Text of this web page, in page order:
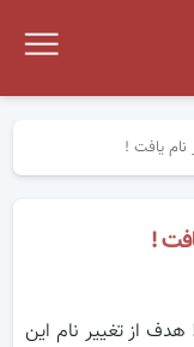
نام یافت !
!
از تغییر نام این